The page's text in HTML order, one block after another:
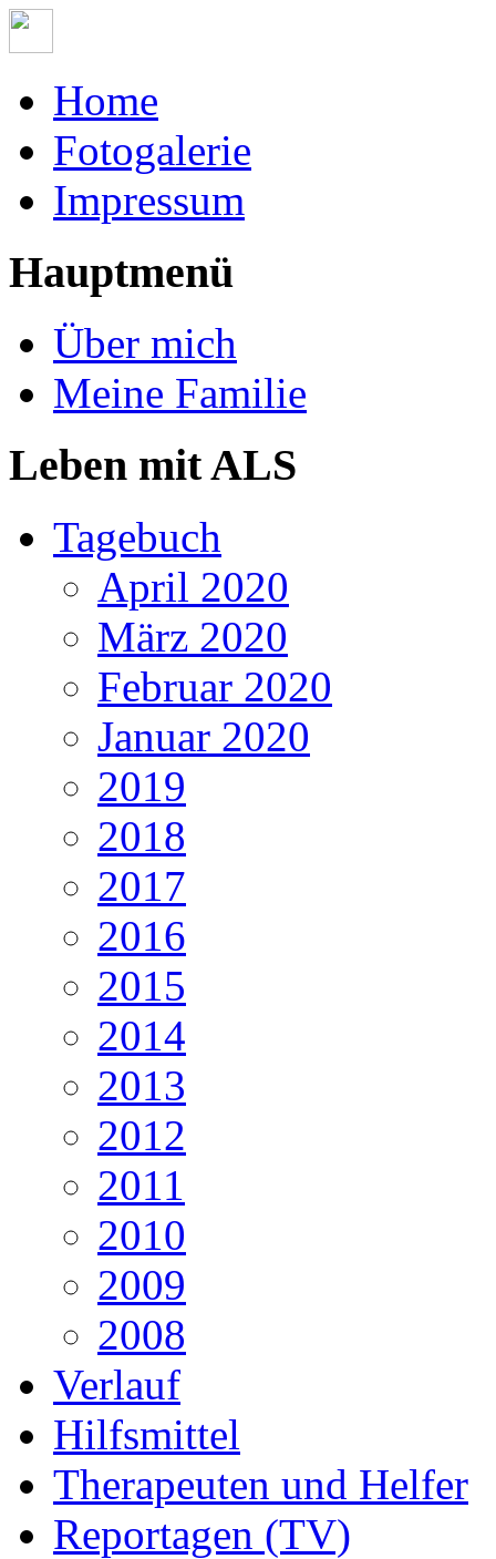
Home
Fotogalerie
Impressum
Hauptmenü
Über mich
Meine Familie
Leben mit ALS
Tagebuch
April 2020
März 2020
Februar 2020
Januar 2020
2019
2018
2017
2016
2015
2014
2013
2012
2011
2010
2009
2008
Verlauf
Hilfsmittel
Therapeuten und Helfer
Reportagen (TV)